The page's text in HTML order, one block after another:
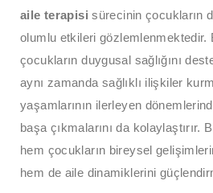
aile terapisi sürecinin çocukların
olumlu etkileri gözlemlenmektedir.
çocukların duygusal sağlığını
aynı zamanda sağlıklı ilişkiler
yaşamlarının ilerleyen
başa çıkmalarını da kolaylaştırır.
hem çocukların bireysel
hem de aile dinamiklerini